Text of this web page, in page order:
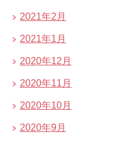
2021年2月
2021年1月
2020年12月
2020年11月
2020年10月
2020年9月